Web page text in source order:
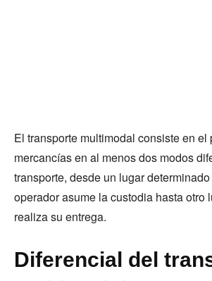
El transporte multimodal consiste en el
mercancías en al menos dos modos
transporte, desde un lugar
operador asume la custodia hasta otro
realiza su entrega.
Diferencial del